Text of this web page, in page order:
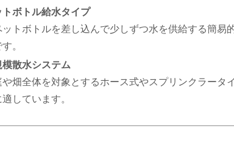
トボトル給水タイプ
トボトルを差し込んで少しずつ水を供給する簡易
。
模散水システム
畑全体を対象とするホース式やスプリンクラータ
適しています。